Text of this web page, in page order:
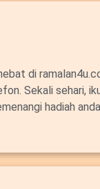
di
Sekali sehari,
hadiah